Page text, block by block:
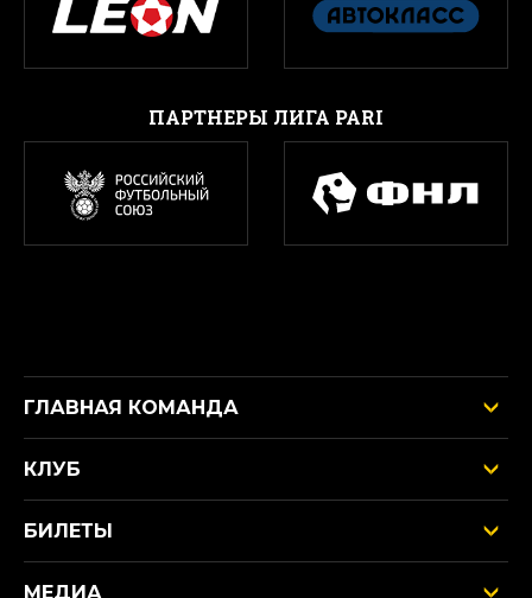
ПАРТНЕРЫ ЛИГА PARI
ГЛАВНАЯ КОМАНДА
КЛУБ
БИЛЕТЫ
МЕДИА